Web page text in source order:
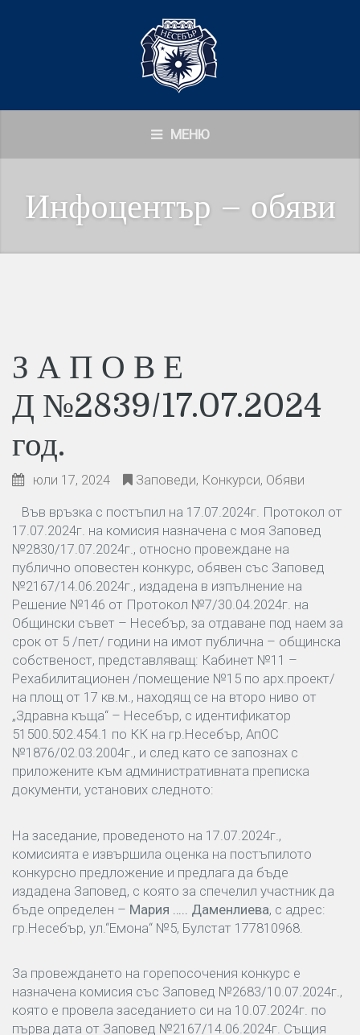
МЕНЮ
Инфоцентър – обяви
З А П О В Е
Д №2839/17.07.2024
год.
юли 17, 2024 Заповеди, Конкурси, Обяви
Във връзка с постъпил на 17.07.2024г. Протокол от
17.07.2024г. на комисия назначена с моя Заповед
№2830/17.07.2024г., относно провеждане на
публично оповестен конкурс, обявен със Заповед
№2167/14.06.2024г., издадена в изпълнение на
Решение №146 от Протокол №7/30.04.2024г. на
Общински съвет – Несебър, за отдаване под наем за
срок от 5 /пет/ години на имот публична – общинска
собственост, представляващ: Кабинет №11 –
Рехабилитационен /помещение №15 по арх.проект/
на площ от 17 кв.м., находящ се на второ ниво от
„Здравна къща“ – Несебър, с идентификатор
51500.502.454.1 по КК на гр.Несебър, АпОС
№1876/02.03.2004г., и след като се запознах с
приложените към административната преписка
документи, установих следното:
На заседание, проведеното на 17.07.2024г.,
комисията е извършила оценка на постъпилото
конкурсно предложение и предлага да бъде
издадена Заповед, с която за спечелил участник да
бъде определен – Мария Даменлиева, с адрес:
гр.Несебър, ул.“Емона“ №5, Булстат 177810968.
За провеждането на горепосочения конкурс е
назначена комисия със Заповед №2683/10.07.2024г.,
която е провела заседанието си на 10.07.2024г. по
първа дата от Заповед №2167/14.06.2024г. Същия